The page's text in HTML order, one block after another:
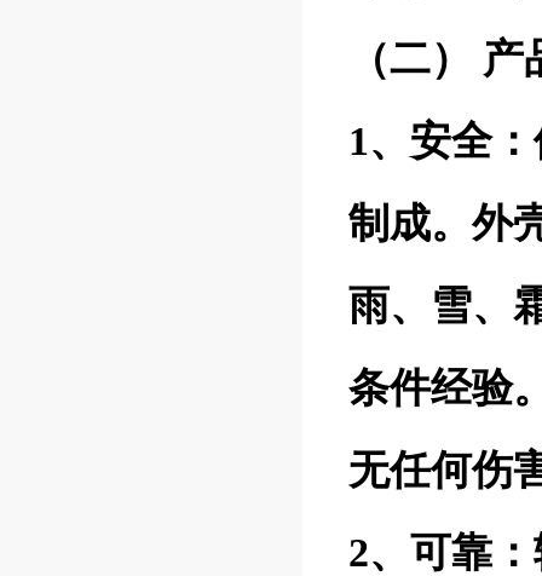
（二）
1、安全
制成。外
雨、雪、
条件经验
无任何伤
2、可靠